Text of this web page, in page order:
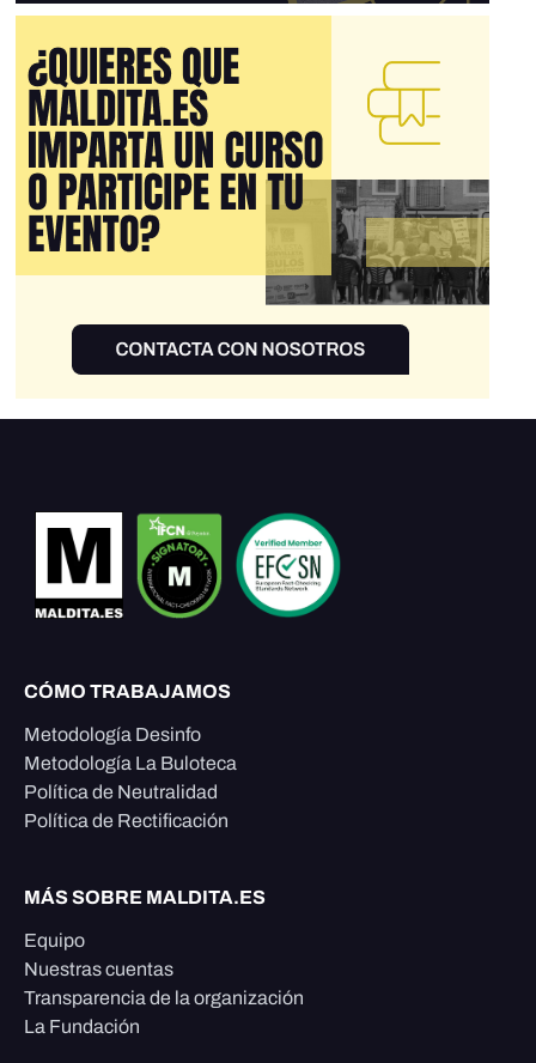
CÓMO TRABAJAMOS
Metodología Desinfo
Metodología La Buloteca
Política de Neutralidad
Política de Rectificación
MÁS SOBRE MALDITA.ES
Equipo
Nuestras cuentas
Transparencia de la organización
La Fundación